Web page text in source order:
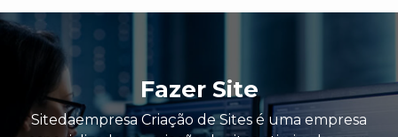
Fazer Site
Sitedaempresa Criação de Sites é uma empresa